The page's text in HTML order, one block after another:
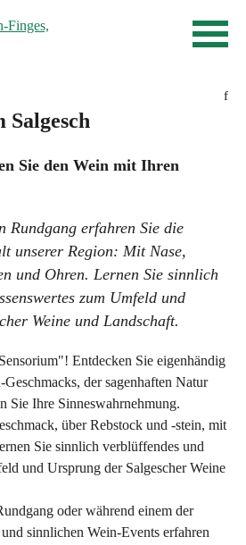
Finges
f
Salgesch
Sie den Wein mit Ihren
Rundgang erfahren Sie die
unserer Region: Mit Nase,
und Ohren. Lernen Sie sinnlich
zum Umfeld und
Weine und Landschaft.
Entdecken Sie eigenhändig
der sagenhaften Natur
Sie Ihre Sinneswahrnehmung.
über Rebstock und -stein, mit
Sie sinnlich verblüffendes und
und Ursprung der Salgescher Weine
oder während einem der
sinnlichen Wein-Events erfahren